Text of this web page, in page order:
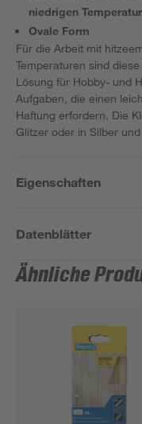
niedrigen
Ovale Form
Für die Arbeit mit
Temperaturen sind
Lösung für Hobby- und
Aufgaben, die einen
Haftung erfordern. Die
Glitzer oder in Silber
Eigenschaften
Datenblätter
Ähnliche